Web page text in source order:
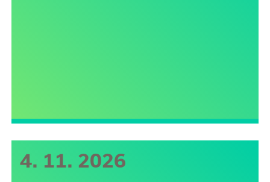
4. 11. 2026